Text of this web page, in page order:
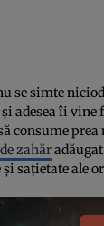
se simte
adesea îi
consume
zahăr
și sațietate ale